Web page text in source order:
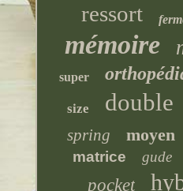
ressort
mémoire
super
size double
spring moyen
matrice gude
pocket